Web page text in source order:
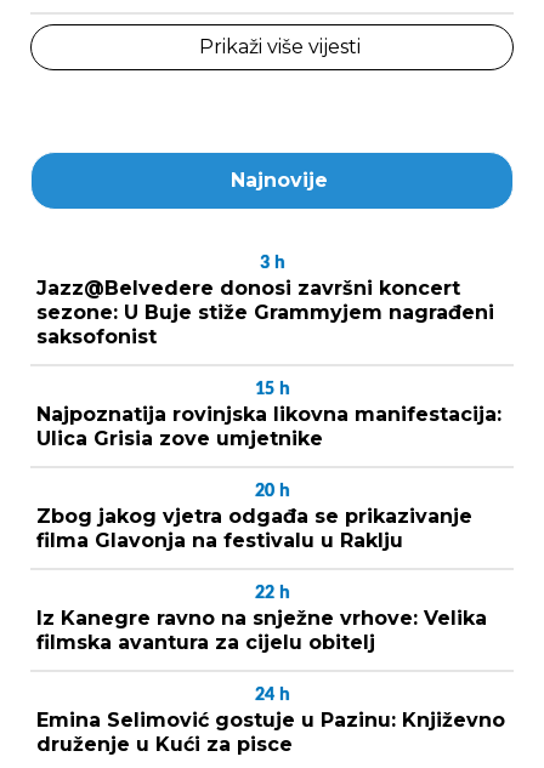
Prikaži više vijesti
Najnovije
3 h
Jazz@Belvedere donosi završni koncert
sezone: U Buje stiže Grammyjem nagrađeni
saksofonist
15 h
Najpoznatija rovinjska likovna manifestacija:
Ulica Grisia zove umjetnike
20 h
Zbog jakog vjetra odgađa se prikazivanje
filma Glavonja na festivalu u Raklju
22 h
Iz Kanegre ravno na snježne vrhove: Velika
filmska avantura za cijelu obitelj
24 h
Emina Selimović gostuje u Pazinu: Književno
druženje u Kući za pisce